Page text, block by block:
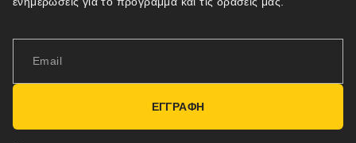
ΕΓΓΡΑΦΗ